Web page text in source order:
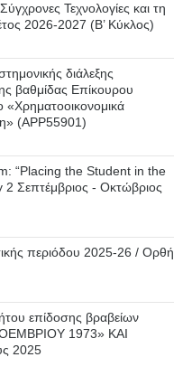
Τεχνολογίες και τη
2026-2027 (B’ Kύκλος)
διάλεξης
βαθμίδας Επίκουρου
«Χρηματοοικονομικά
(APP55901)
“Placing the Student in the
Σεπτέμβριος - Οκτώβριος
περιόδου 2025-26 / Ορθή
επίδοσης βραβείων
1973» ΚΑΙ
2025